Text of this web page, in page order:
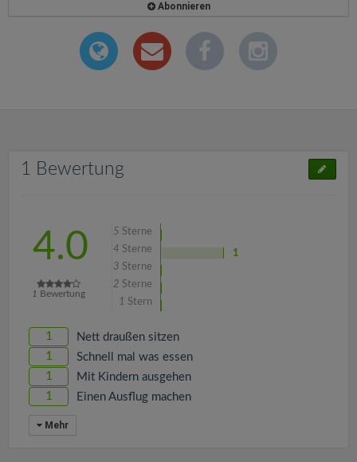
Abonnieren
1 Bewertung
4.0
1 Bewertung
5 Sterne
4 Sterne
1
3 Sterne
2 Sterne
1 Stern
1 Nett draußen sitzen
1 Schnell mal was essen
1 Mit Kindern ausgehen
1 Einen Ausflug machen
Mehr